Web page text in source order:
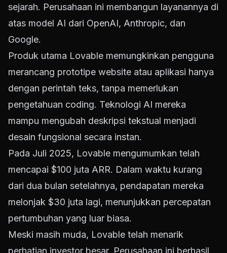
sejarah. Perusahaan ini membangun layanannya di
atas model AI dari OpenAI, Anthropic, dan
Google.
Produk utama Lovable memungkinkan pengguna
merancang prototipe website atau aplikasi hanya
dengan perintah teks, tanpa memerlukan
pengetahuan coding. Teknologi AI mereka
mampu mengubah deskripsi tekstual menjadi
desain fungsional secara instan.
Pada Juli 2025, Lovable mengumumkan telah
mencapai $100 juta ARR. Dalam waktu kurang
dari dua bulan setelahnya, pendapatan mereka
melonjak $30 juta lagi, menunjukkan percepatan
pertumbuhan yang luar biasa.
Meski masih muda, Lovable telah menarik
perhatian investor besar. Perusahaan ini berhasil